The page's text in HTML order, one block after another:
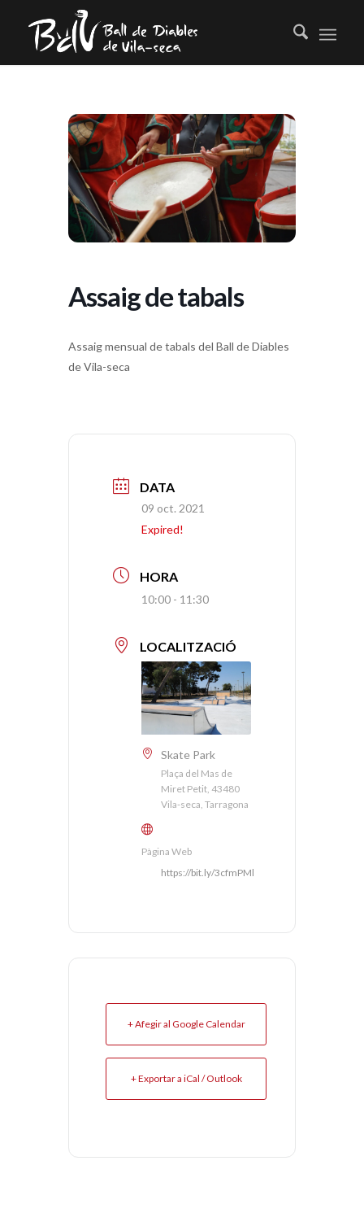
Assaig de tabals
Assaig mensual de tabals del Ball de Diables
de Vila-seca
DATA
09 oct. 2021
Expired!
HORA
10:00 - 11:30
LOCALITZACIÓ
Skate Park
Plaça del Mas de
Miret Petit, 43480
Vila-seca, Tarragona
Pàgina Web
https://bit.ly/3cfmPMl
+ Afegir al Google Calendar
+ Exportar a iCal / Outlook